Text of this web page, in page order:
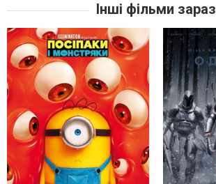
Інші фільми зараз